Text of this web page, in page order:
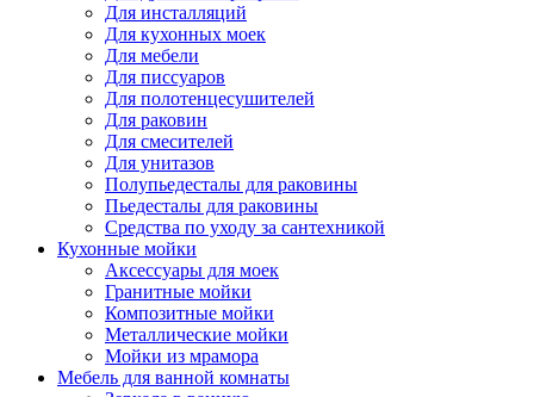
Для инсталляций
Для кухонных моек
Для мебели
Для писсуаров
Для полотенцесушителей
Для раковин
Для смесителей
Для унитазов
Полупьедесталы для раковины
Пьедесталы для раковины
Средства по уходу за сантехникой
Кухонные мойки
Аксессуары для моек
Гранитные мойки
Композитные мойки
Металлические мойки
Мойки из мрамора
Мебель для ванной комнаты